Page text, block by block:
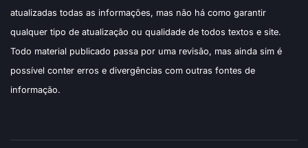
atualizadas todas as informações, mas não há como garantir
qualquer tipo de atualização ou qualidade de todos textos e site.
Todo material publicado passa por uma revisão, mas ainda sim é
possível conter erros e divergências com outras fontes de
informação.